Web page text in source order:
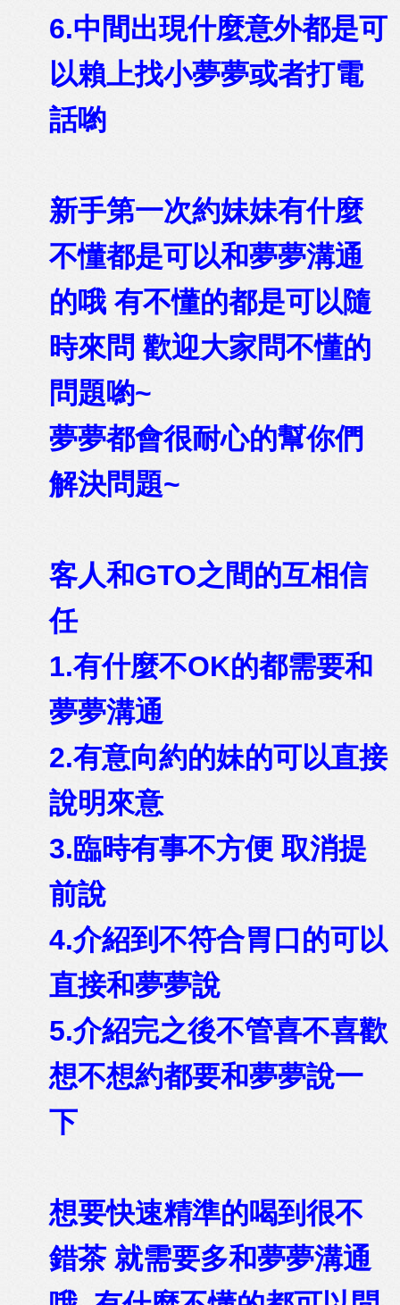
6.中間出現什麼意外都是可
以賴上找小夢夢或者打電
話喲
新手第一次約妹妹有什麼
不懂都是可以和夢夢溝通
的哦 有不懂的都是可以隨
時來問 歡迎大家問不懂的
問題喲~
夢夢都會很耐心的幫你們
解決問題~
客人和GTO之間的互相信
任
1.有什麼不OK的都需要和
夢夢溝通
2.有意向約的妹的可以直接
說明來意
3.臨時有事不方便 取消提
前說
4.介紹到不符合胃口的可以
直接和夢夢說
5.介紹完之後不管喜不喜歡
想不想約都要和夢夢說一
下
想要快速精準的喝到很不
錯茶 就需要多和夢夢溝通